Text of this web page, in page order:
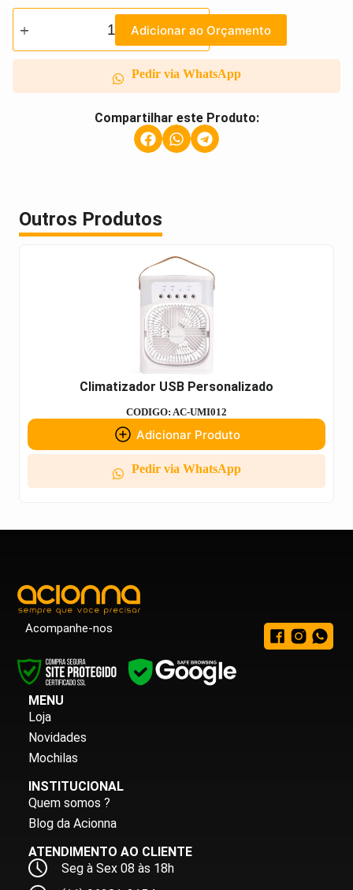
Adicionar ao Orçamento
Pedir via WhatsApp
Compartilhar este Produto:
Outros Produtos
Climatizador USB Personalizado
CODIGO: AC-UMI012
Adicionar Produto
Pedir via WhatsApp
Acompanhe-nos
MENU
Loja
Novidades
Mochilas
INSTITUCIONAL
Quem somos ?
Blog da Acionna
ATENDIMENTO AO CLIENTE
Seg à Sex 08 às 18h